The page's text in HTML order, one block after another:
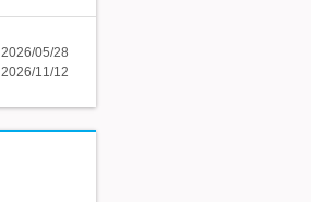
2026/05/28
2026/11/12